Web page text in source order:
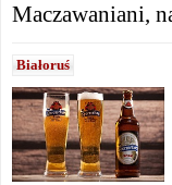
Maczawaniani,
Białoruś